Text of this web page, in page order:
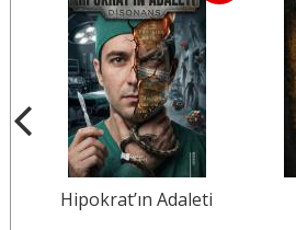
Hipokrat’ın Adaleti